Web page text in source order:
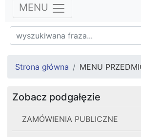
MENU
Strona główna MENU
Zobacz podgałęzie
ZAMÓWIENIA PUBLICZNE